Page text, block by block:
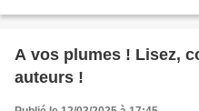
A vos plumes ! Lisez,
auteurs !